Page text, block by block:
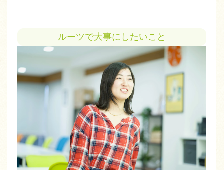
ルーツで大事にしたいこと